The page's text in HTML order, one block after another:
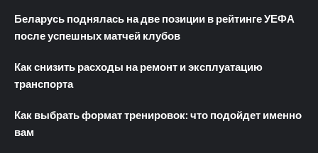
Беларусь поднялась на две позиции в рейтинге УЕФА
после успешных матчей клубов
Как снизить расходы на ремонт и эксплуатацию
транспорта
Как выбрать формат тренировок: что подойдет именно
вам